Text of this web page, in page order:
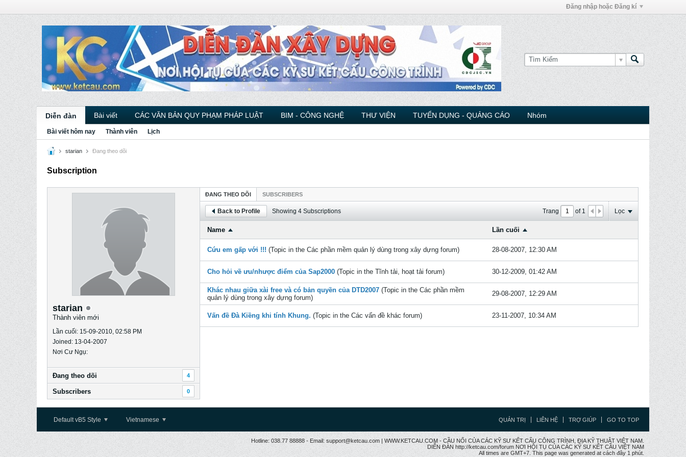
Đăng nhập hoặc Đăng kí
Diễn đàn Bài viết CÁC VĂN BẢN QUY PHẠM PHÁP LUẬT BIM - CÔNG NGHỆ THƯ VIỆN TUYỂN DỤNG - QUẢNG CÁO Nhóm
Bài viết hôm nay Thành viên Lịch
starian Ðang theo dõi
Subscription
starian
Thành viên mới
Lần cuối: 15-09-2010, 02:58 PM
Joined: 13-04-2007
Nơi Cư Ngụ:
Ðang theo dõi 4
Subscribers 0
ÐANG THEO DÕI SUBSCRIBERS
Back to Profile Showing 4 Subscriptions Trang of 1 Lọc
Name Lần cuối
Cứu em gấp với !!! (Topic in the Các phần mềm quản lý dùng trong xây dựng forum) 28-08-2007, 12:30 AM
Cho hỏi về ưu/nhược điểm của Sap2000 (Topic in the Tĩnh tải, hoạt tải forum) 30-12-2009, 01:42 AM
Khác nhau giữa xài free và có bản quyền của DTD2007 (Topic in the Các phần mềm
quản lý dùng trong xây dựng forum)
29-08-2007, 12:29 AM
Vấn đề Đà Kiềng khi tính Khung. (Topic in the Các vấn đề khác forum) 23-11-2007, 10:34 AM
Default vB5 Style Vietnamese QUẢN TRỊ LIÊN HỆ TRỢ GIÚP GO TO TOP
Hotline: 038.77 88888 - Email: support@ketcau.com | WWW.KETCAU.COM - CẦU NỐI CỦA CÁC KỸ SƯ KẾT CẤU CÔNG TRÌNH, ĐỊA KỸ THUẬT VIỆT NAM.
DIỄN ĐÀN http://ketcau.com/forum NƠI HỘI TỤ CỦA CÁC KỸ SƯ KẾT CÂU VIỆT NAM
All times are GMT+7. This page was generated at cách đây 1 phút.